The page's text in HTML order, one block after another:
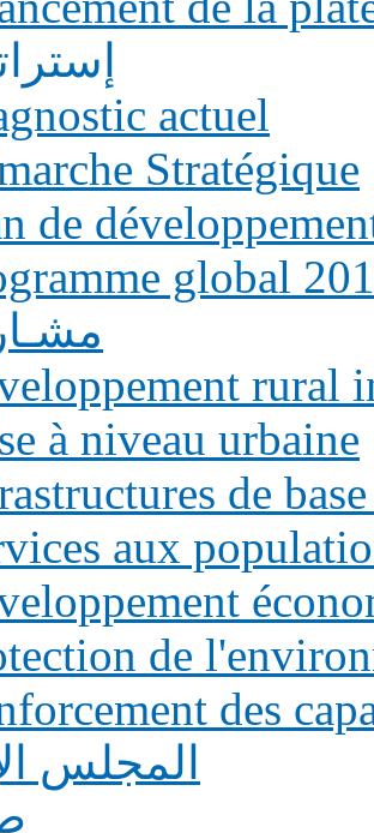
actuel
Stratégique
de
global
rural
à niveau urbaine
de
aux
de
des
المجلس